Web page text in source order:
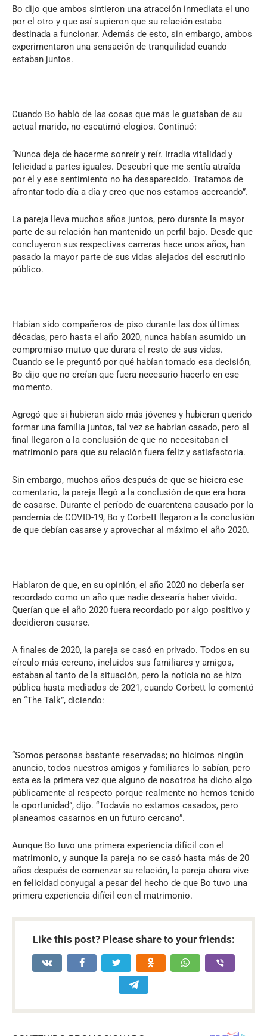
Bo dijo que ambos sintieron una atracción inmediata el uno
por el otro y que así supieron que su relación estaba
destinada a funcionar. Además de esto, sin embargo, ambos
experimentaron una sensación de tranquilidad cuando
estaban juntos.
Cuando Bo habló de las cosas que más le gustaban de su
actual marido, no escatimó elogios. Continuó:
“Nunca deja de hacerme sonreír y reír. Irradia vitalidad y
felicidad a partes iguales. Descubrí que me sentía atraída
por él y ese sentimiento no ha desaparecido. Tratamos de
afrontar todo día a día y creo que nos estamos acercando”.
La pareja lleva muchos años juntos, pero durante la mayor
parte de su relación han mantenido un perfil bajo. Desde que
concluyeron sus respectivas carreras hace unos años, han
pasado la mayor parte de sus vidas alejados del escrutinio
público.
Habían sido compañeros de piso durante las dos últimas
décadas, pero hasta el año 2020, nunca habían asumido un
compromiso mutuo que durara el resto de sus vidas.
Cuando se le preguntó por qué habían tomado esa decisión,
Bo dijo que no creían que fuera necesario hacerlo en ese
momento.
Agregó que si hubieran sido más jóvenes y hubieran querido
formar una familia juntos, tal vez se habrían casado, pero al
final llegaron a la conclusión de que no necesitaban el
matrimonio para que su relación fuera feliz y satisfactoria.
Sin embargo, muchos años después de que se hiciera ese
comentario, la pareja llegó a la conclusión de que era hora
de casarse. Durante el período de cuarentena causado por la
pandemia de COVID-19, Bo y Corbett llegaron a la conclusión
de que debían casarse y aprovechar al máximo el año 2020.
Hablaron de que, en su opinión, el año 2020 no debería ser
recordado como un año que nadie desearía haber vivido.
Querían que el año 2020 fuera recordado por algo positivo y
decidieron casarse.
A finales de 2020, la pareja se casó en privado. Todos en su
círculo más cercano, incluidos sus familiares y amigos,
estaban al tanto de la situación, pero la noticia no se hizo
pública hasta mediados de 2021, cuando Corbett lo comentó
en “The Talk”, diciendo:
“Somos personas bastante reservadas; no hicimos ningún
anuncio, todos nuestros amigos y familiares lo sabían, pero
esta es la primera vez que alguno de nosotros ha dicho algo
públicamente al respecto porque realmente no hemos tenido
la oportunidad”, dijo. “Todavía no estamos casados, pero
planeamos casarnos en un futuro cercano”.
Aunque Bo tuvo una primera experiencia difícil con el
matrimonio, y aunque la pareja no se casó hasta más de 20
años después de comenzar su relación, la pareja ahora vive
en felicidad conyugal a pesar del hecho de que Bo tuvo una
primera experiencia difícil con el matrimonio.
Like this post? Please share to your friends: